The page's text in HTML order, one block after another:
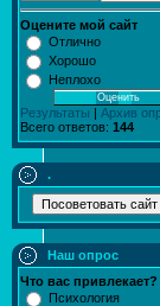
Оцените мой сайт
Отлично
Хорошо
Неплохо
Результаты
Архив
Всего ответов: 144
.
Наш опрос
Что вас привлекает?
Психология